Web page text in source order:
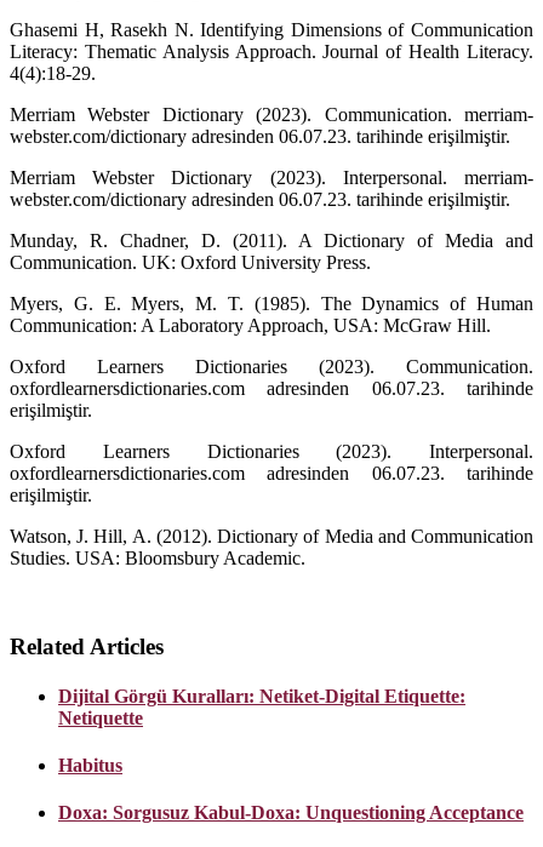
Ghasemi H, Rasekh N. Identifying Dimensions of Communication
Literacy: Thematic Analysis Approach. Journal of Health Literacy.
4(4):18-29.
Merriam Webster Dictionary (2023). Communication. merriam-
webster.com/dictionary adresinden 06.07.23. tarihinde erişilmiştir.
Merriam Webster Dictionary (2023). Interpersonal. merriam-
webster.com/dictionary adresinden 06.07.23. tarihinde erişilmiştir.
Munday, R. Chadner, D. (2011). A Dictionary of Media and
Communication. UK: Oxford University Press.
Myers, G. E. Myers, M. T. (1985). The Dynamics of Human
Communication: A Laboratory Approach, USA: McGraw Hill.
Oxford Learners Dictionaries (2023). Communication.
oxfordlearnersdictionaries.com adresinden 06.07.23. tarihinde
erişilmiştir.
Oxford Learners Dictionaries (2023). Interpersonal.
oxfordlearnersdictionaries.com adresinden 06.07.23. tarihinde
erişilmiştir.
Watson, J. Hill, A. (2012). Dictionary of Media and Communication
Studies. USA: Bloomsbury Academic.
Related Articles
Dijital Görgü Kuralları: Netiket-Digital Etiquette:
Netiquette
Habitus
Doxa: Sorgusuz Kabul-Doxa: Unquestioning Acceptance